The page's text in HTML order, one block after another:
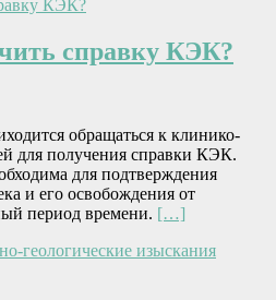
справку КЭК?
обращаться к клинико-
для получения справки КЭК.
для подтверждения
и его освобождения от
период времени. […]